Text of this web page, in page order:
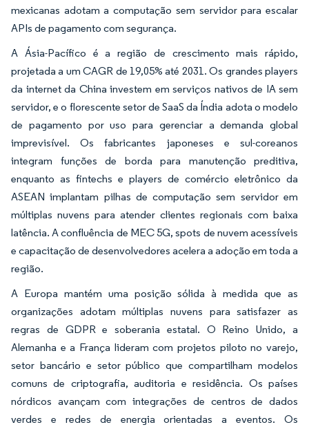
mexicanas adotam a computação sem servidor para escalar
APIs de pagamento com segurança.
A Ásia-Pacífico é a região de crescimento mais rápido,
projetada a um CAGR de 19,05% até 2031. Os grandes players
da internet da China investem em serviços nativos de IA sem
servidor, e o florescente setor de SaaS da Índia adota o modelo
de pagamento por uso para gerenciar a demanda global
imprevisível. Os fabricantes japoneses e sul-coreanos
integram funções de borda para manutenção preditiva,
enquanto as fintechs e players de comércio eletrônico da
ASEAN implantam pilhas de computação sem servidor em
múltiplas nuvens para atender clientes regionais com baixa
latência. A confluência de MEC 5G, spots de nuvem acessíveis
e capacitação de desenvolvedores acelera a adoção em toda a
região.
A Europa mantém uma posição sólida à medida que as
organizações adotam múltiplas nuvens para satisfazer as
regras de GDPR e soberania estatal. O Reino Unido, a
Alemanha e a França lideram com projetos piloto no varejo,
setor bancário e setor público que compartilham modelos
comuns de criptografia, auditoria e residência. Os países
nórdicos avançam com integrações de centros de dados
verdes e redes de energia orientadas a eventos. Os